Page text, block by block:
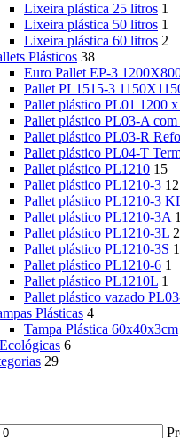
Lixeira plástica 25 litros 1
Lixeira plástica 50 litros 1
Lixeira plástica 60 litros 2
Plásticos 38
Euro Pallet EP-3
Pallet PL1515-3
Pallet plástico PL01 1200
Pallet plástico PL03-A com
Pallet plástico PL03-R
Pallet plástico PL04-T
Pallet plástico PL1210 15
Pallet plástico PL1210-3 12
Pallet plástico PL1210-3
Pallet plástico PL1210-3A 1
Pallet plástico PL1210-3L 2
Pallet plástico PL1210-3S 1
Pallet plástico PL1210-6 1
Pallet plástico PL1210L 1
Pallet plástico vazado
Plásticas 4
Tampa Plástica 60x40x3cm
6
29